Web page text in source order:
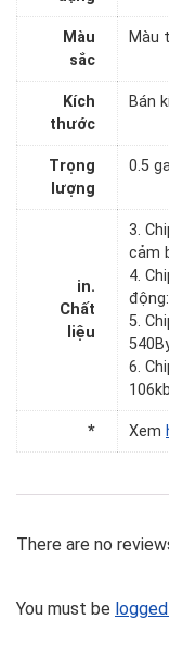
Màu
sắc
Màu
Kích
thước
Bán
Trọng
lượng
0.5
in.
Chất
liệu
3.
cảm
4.
5.
6.
* Xem
There are no
You must be